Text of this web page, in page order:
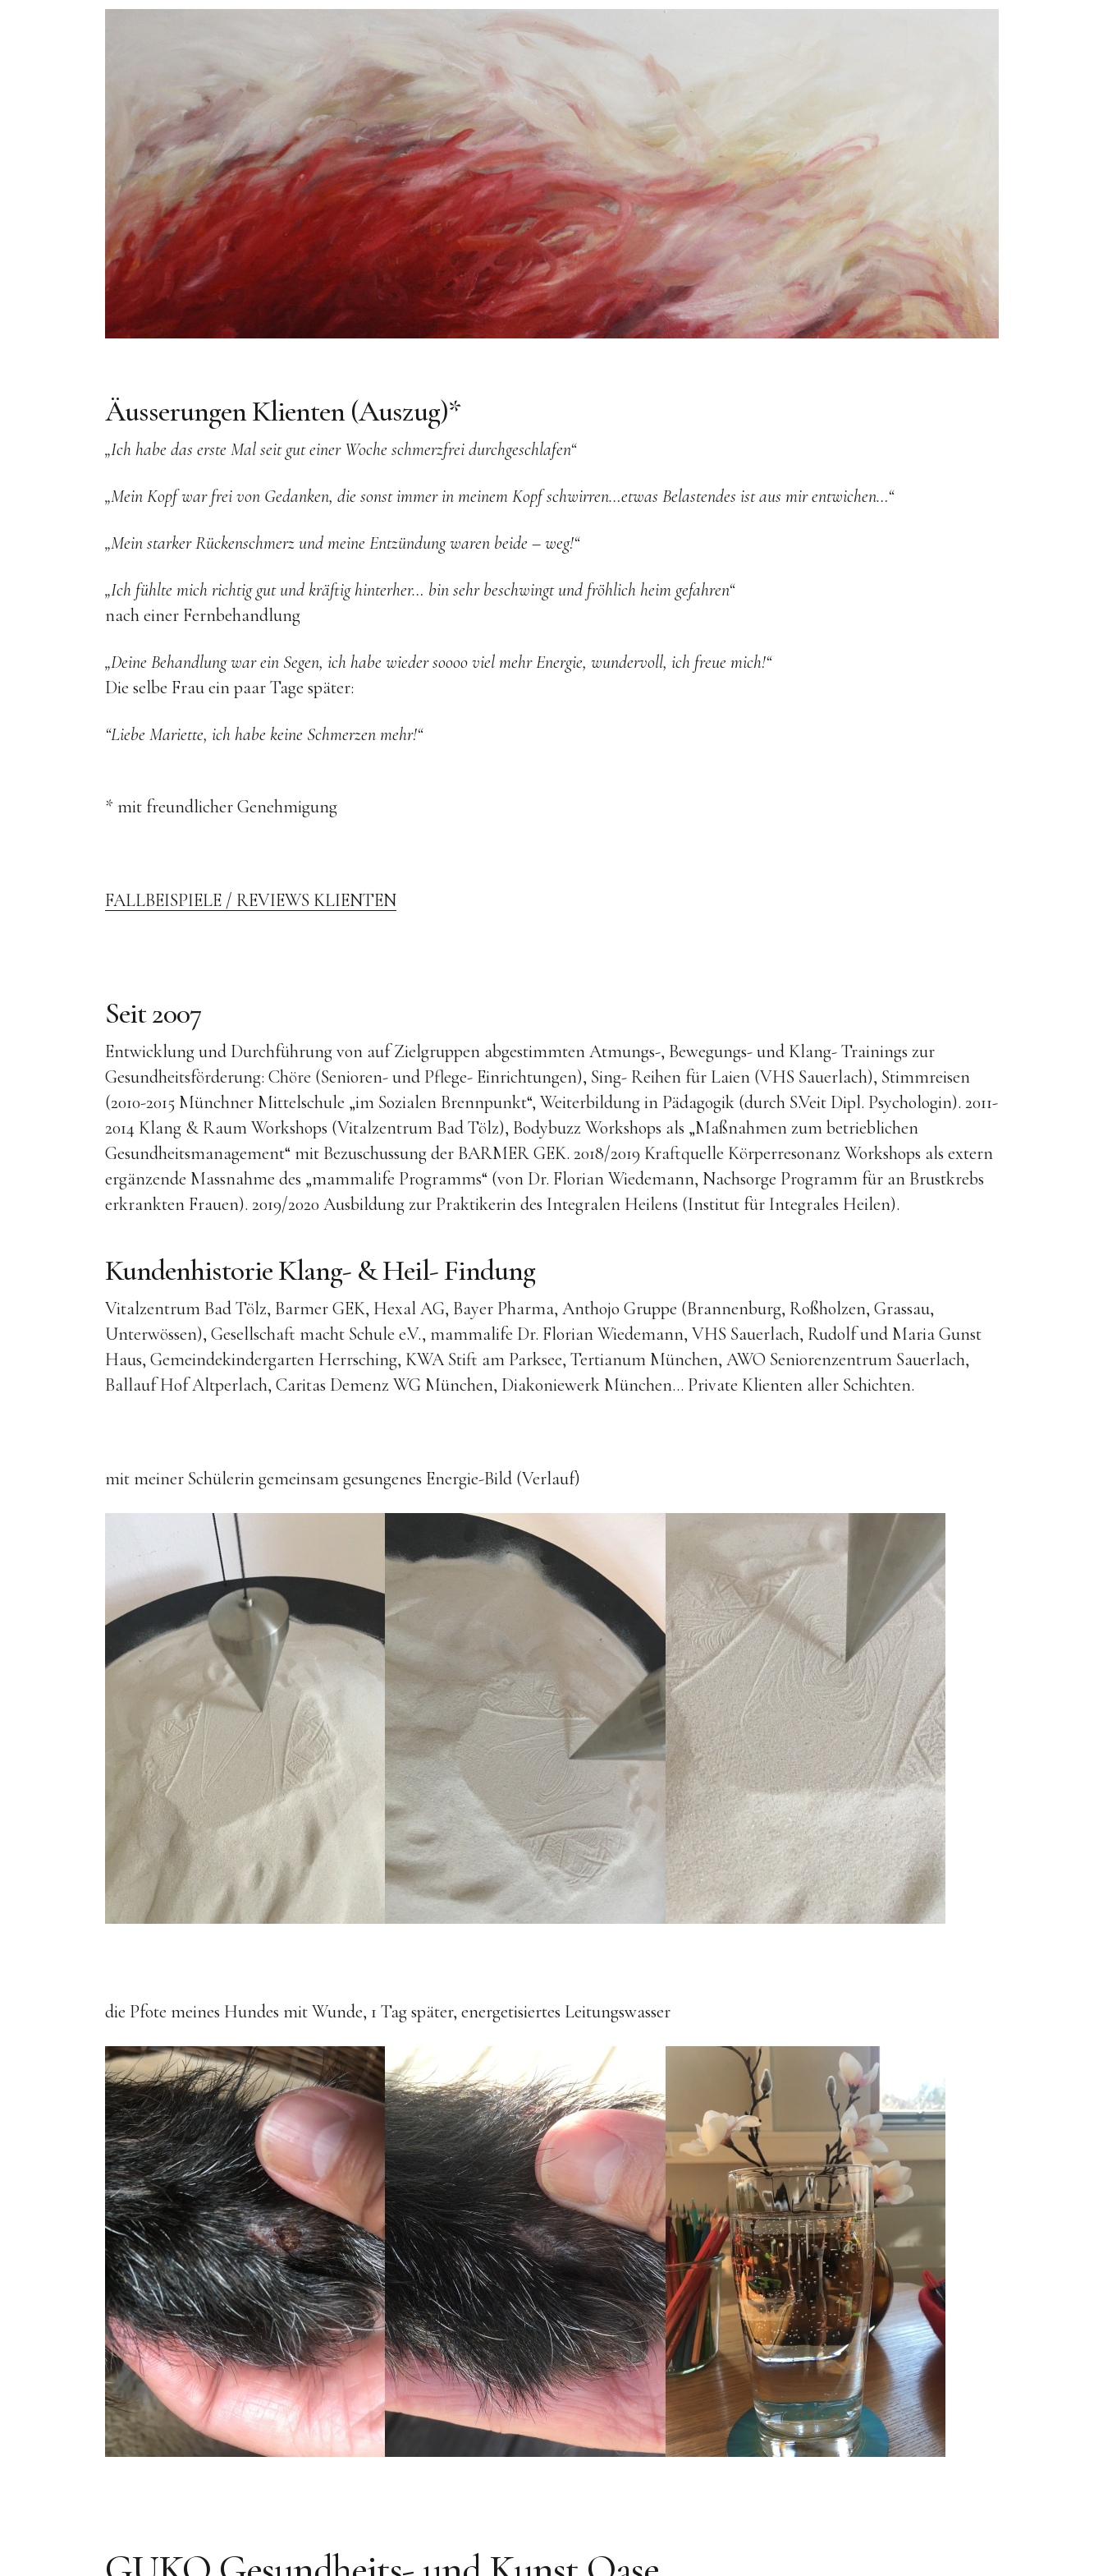
Äusserungen Klienten (Auszug)*
„Ich habe das erste Mal seit gut einer Woche schmerzfrei durchgeschlafen“
„Mein Kopf war frei von Gedanken, die sonst immer in meinem Kopf schwirren…etwas Belastendes ist aus mir entwichen…“
„Mein starker Rückenschmerz und meine Entzündung waren beide – weg!“
„Ich fühlte mich richtig gut und kräftig hinterher… bin sehr beschwingt und fröhlich heim gefahren“
nach einer Fernbehandlung
„Deine Behandlung war ein Segen, ich habe wieder soooo viel mehr Energie, wundervoll, ich freue mich!“
Die selbe Frau ein paar Tage später:
“Liebe Mariette, ich habe keine Schmerzen mehr!“
* mit freundlicher Genehmigung
FALLBEISPIELE / REVIEWS KLIENTEN
Seit 2007
Entwicklung und Durchführung von auf Zielgruppen abgestimmten Atmungs-, Bewegungs- und Klang- Trainings zur
Gesundheitsförderung: Chöre (Senioren- und Pflege- Einrichtungen), Sing- Reihen für Laien (VHS Sauerlach), Stimmreisen
(2010-2015 Münchner Mittelschule „im Sozialen Brennpunkt“, Weiterbildung in Pädagogik (durch S.Veit Dipl. Psychologin). 2011-
2014 Klang & Raum Workshops (Vitalzentrum Bad Tölz), Bodybuzz Workshops als „Maßnahmen zum betrieblichen
Gesundheitsmanagement“ mit Bezuschussung der BARMER GEK. 2018/2019 Kraftquelle Körperresonanz Workshops als extern
ergänzende Massnahme des „mammalife Programms“ (von Dr. Florian Wiedemann, Nachsorge Programm für an Brustkrebs
erkrankten Frauen). 2019/2020 Ausbildung zur Praktikerin des Integralen Heilens (Institut für Integrales Heilen).
Kundenhistorie Klang- & Heil- Findung
Vitalzentrum Bad Tölz, Barmer GEK, Hexal AG, Bayer Pharma, Anthojo Gruppe (Brannenburg, Roßholzen, Grassau,
Unterwössen), Gesellschaft macht Schule e.V., mammalife Dr. Florian Wiedemann, VHS Sauerlach, Rudolf und Maria Gunst
Haus, Gemeindekindergarten Herrsching, KWA Stift am Parksee, Tertianum München, AWO Seniorenzentrum Sauerlach,
Ballauf Hof Altperlach, Caritas Demenz WG München, Diakoniewerk München… Private Klienten aller Schichten.
mit meiner Schülerin gemeinsam gesungenes Energie-Bild (Verlauf)
die Pfote meines Hundes mit Wunde, 1 Tag später, energetisiertes Leitungswasser